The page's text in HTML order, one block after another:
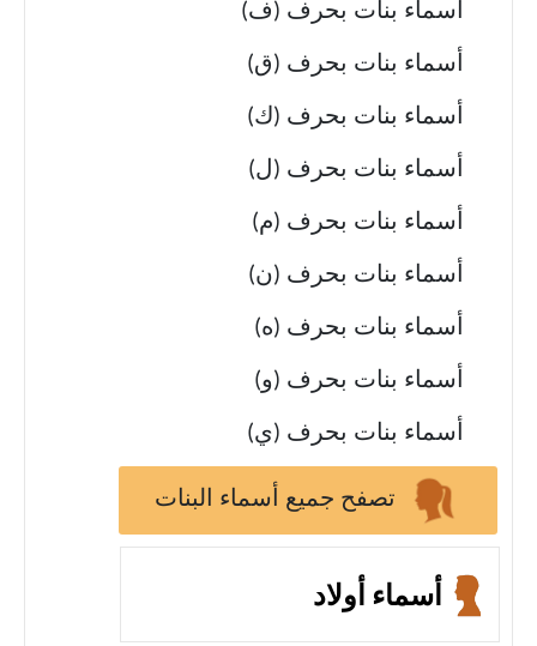
أسماء بنات بحرف (ف)
أسماء بنات بحرف (ق)
أسماء بنات بحرف (ك)
أسماء بنات بحرف (ل)
أسماء بنات بحرف (م)
أسماء بنات بحرف (ن)
أسماء بنات بحرف (ه)
أسماء بنات بحرف (و)
أسماء بنات بحرف (ي)
تصفح جميع أسماء البنات
أسماء أولاد